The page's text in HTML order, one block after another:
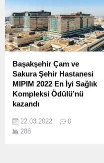
Başakşehir Çam ve
Sakura Şehir Hastanesi
MIPIM 2022 En İyi Sağlık
Kompleksi Ödülü’nü
kazandı
İzolatörlü Binası” olan
Başakşehir Çam ve Sakura
22.03.2022
0
288